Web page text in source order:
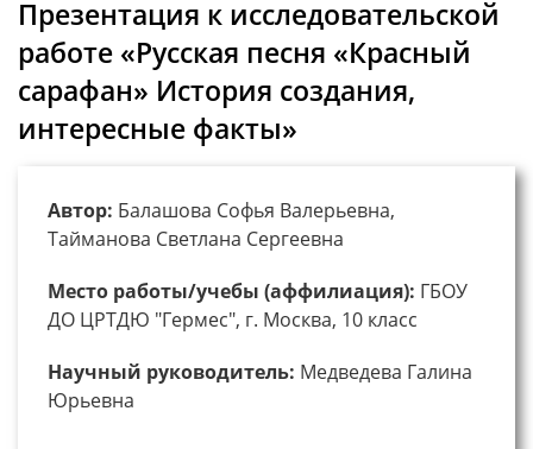
Презентация к исследовательской
работе «Русская песня «Красный
сарафан» История создания,
интересные факты»
Автор: Балашова Софья Валерьевна,
Тайманова Светлана Сергеевна
Место работы/учебы (аффилиация): ГБОУ
ДО ЦРТДЮ "Гермес", г. Москва, 10 класс
Научный руководитель: Медведева Галина
Юрьевна